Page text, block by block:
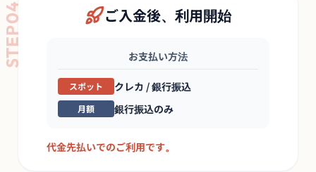
STEP04 ご入金後、利用開始
お支払い方法
スポット クレカ / 銀行振込
月額 銀行振込のみ
代金先払いでのご利用です。